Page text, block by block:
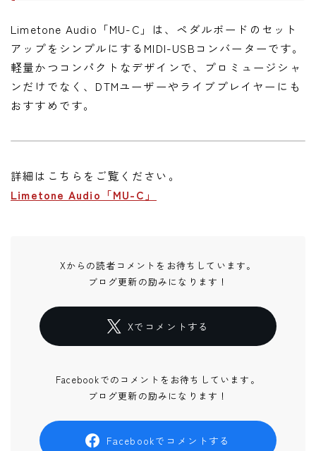
Limetone Audio「MU-C」は、ペダルボードのセット
アップをシンプルにするMIDI-USBコンバーターです。
軽量かつコンパクトなデザインで、プロミュージシャ
ンだけでなく、DTMユーザーやライブプレイヤーにも
おすすめです。
詳細はこちらをご覧ください。
Limetone Audio「MU-C」
Xからの読者コメントをお待ちしています。
ブログ更新の励みになります！
Xでコメントする
Facebookでのコメントをお待ちしています。
ブログ更新の励みになります！
Facebookでコメントする